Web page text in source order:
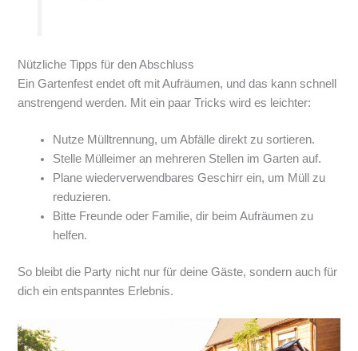
Nützliche Tipps für den Abschluss
Ein Gartenfest endet oft mit Aufräumen, und das kann schnell
anstrengend werden. Mit ein paar Tricks wird es leichter:
Nutze Mülltrennung, um Abfälle direkt zu sortieren.
Stelle Mülleimer an mehreren Stellen im Garten auf.
Plane wiederverwendbares Geschirr ein, um Müll zu
reduzieren.
Bitte Freunde oder Familie, dir beim Aufräumen zu
helfen.
So bleibt die Party nicht nur für deine Gäste, sondern auch für
dich ein entspanntes Erlebnis.